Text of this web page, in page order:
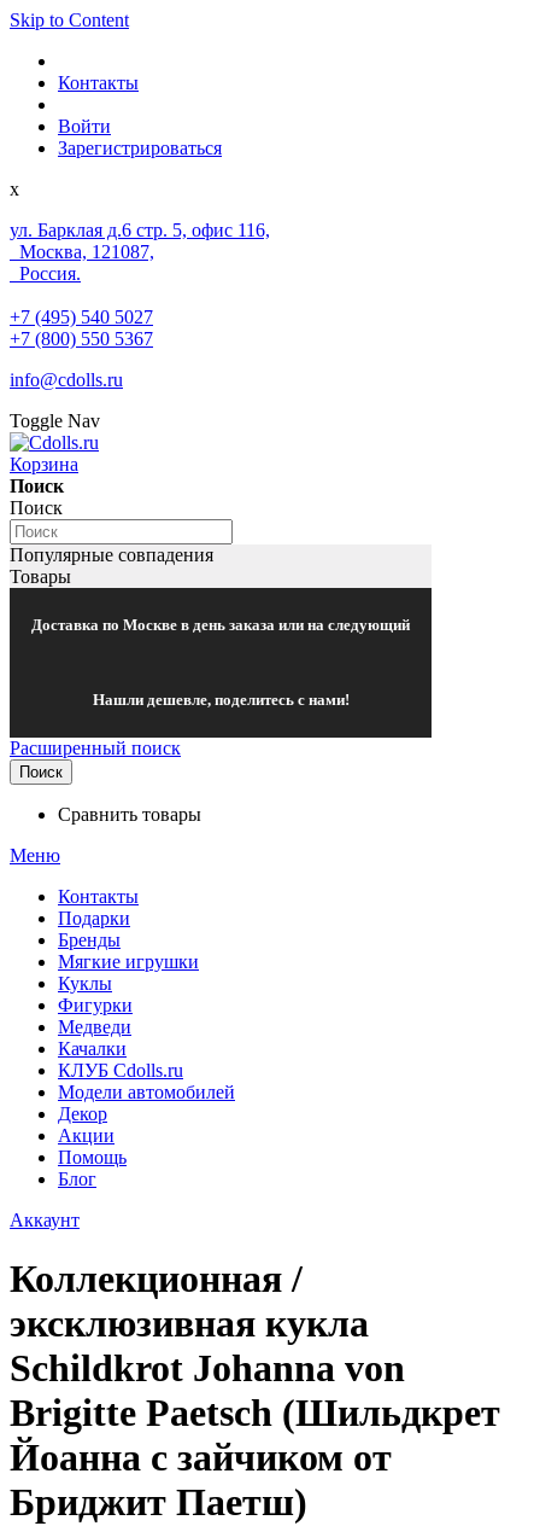
Skip to Content
Контакты
Войти
Зарегистрироваться
x
ул. Барклая д.6 стр. 5, офис 116,
Москва, 121087,
Россия.
+7 (495) 540 5027
+7 (800) 550 5367
info@cdolls.ru
Toggle Nav
Корзина
Поиск
Поиск
Популярные совпадения
Товары
Доставка по Москве в день заказа или на следующий
Нашли дешевле, поделитесь с нами!
Расширенный поиск
Поиск
Сравнить товары
Меню
Контакты
Подарки
Бренды
Мягкие игрушки
Куклы
Фигурки
Медведи
Качалки
КЛУБ Cdolls.ru
Модели автомобилей
Декор
Акции
Помощь
Блог
Аккаунт
Коллекционная /
эксклюзивная кукла
Schildkrot Johanna von
Brigitte Paetsch (Шильдкрет
Йоанна с зайчиком от
Бриджит Паетш)